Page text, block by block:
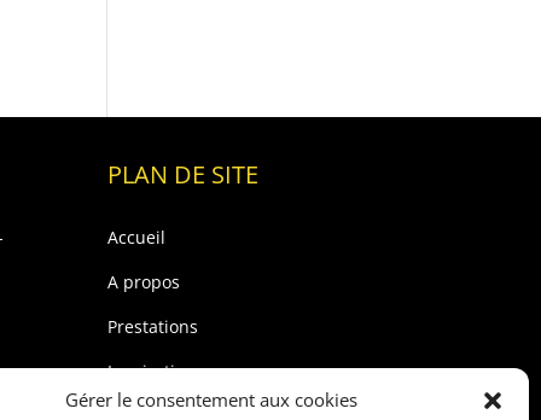
Gérer le consentement aux cookies
PLAN DE SITE
Accueil
A propos
Prestations
Inspirations